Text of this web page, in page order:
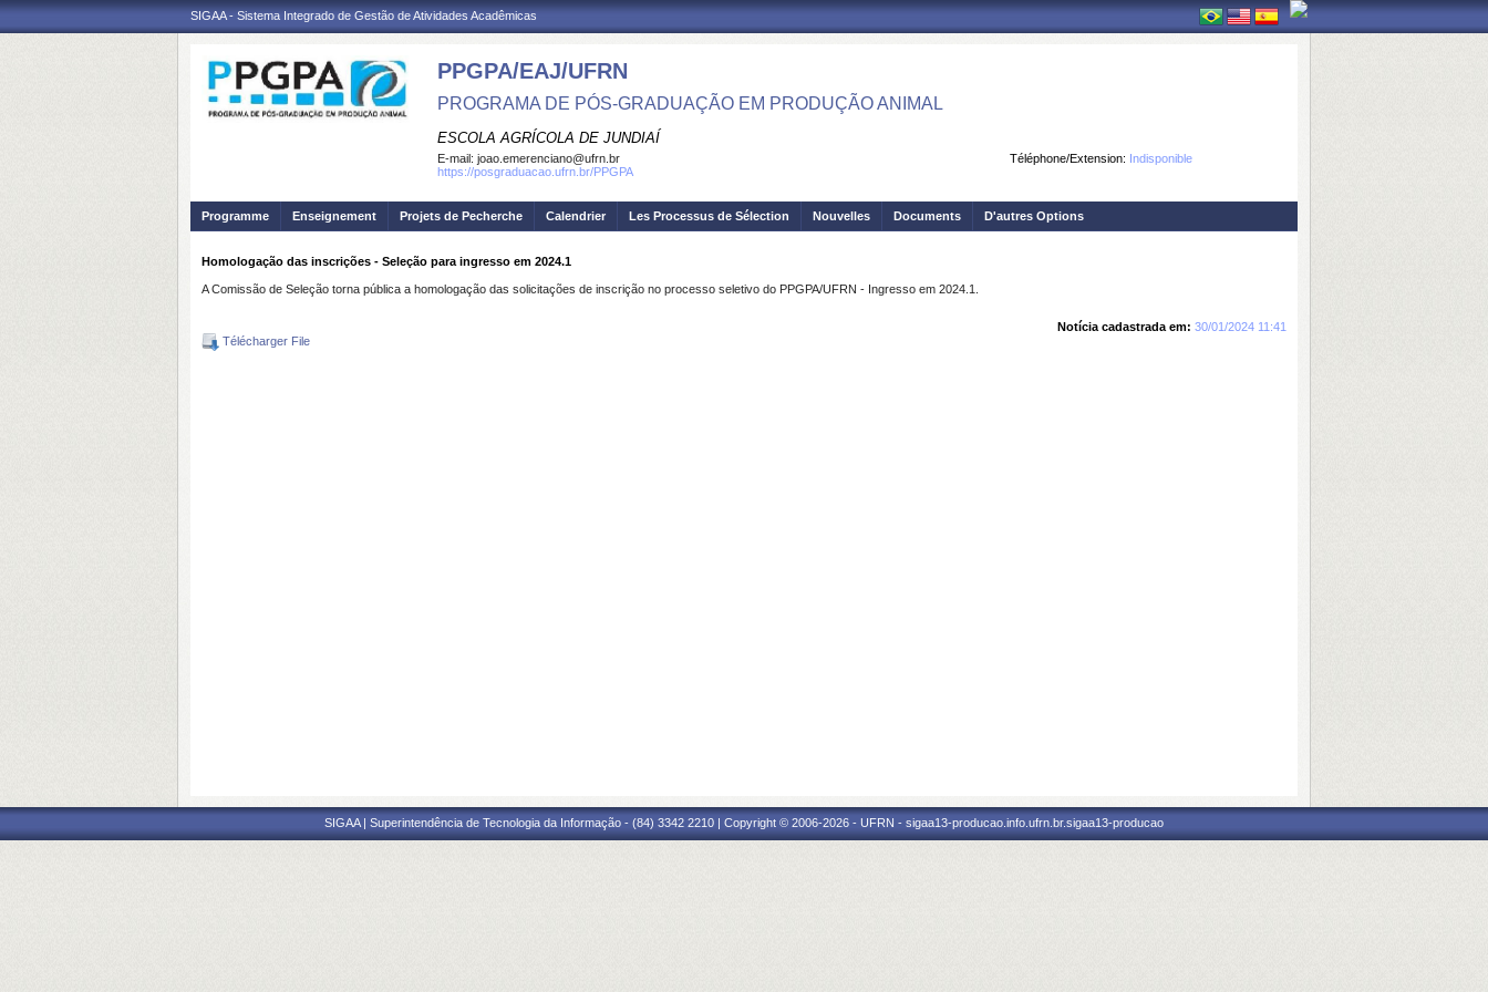
SIGAA - Sistema Integrado de Gestão de Atividades Acadêmicas
PPGPA/EAJ/UFRN
PROGRAMA DE PÓS-GRADUAÇÃO EM PRODUÇÃO ANIMAL
ESCOLA AGRÍCOLA DE JUNDIAÍ
Téléphone/Extension: Indisponible
E-mail: joao.emerenciano@ufrn.br
https://posgraduacao.ufrn.br/PPGPA
Programme Enseignement Projets de Pecherche Calendrier Les Processus de Sélection Nouvelles Documents D'autres Options
Homologação das inscrições - Seleção para ingresso em 2024.1
A Comissão de Seleção torna pública a homologação das solicitações de inscrição no processo seletivo do PPGPA/UFRN - Ingresso em 2024.1.
Notícia cadastrada em: 30/01/2024 11:41
Télécharger File
SIGAA | Superintendência de Tecnologia da Informação - (84) 3342 2210 | Copyright © 2006-2026 - UFRN - sigaa13-producao.info.ufrn.br.sigaa13-producao